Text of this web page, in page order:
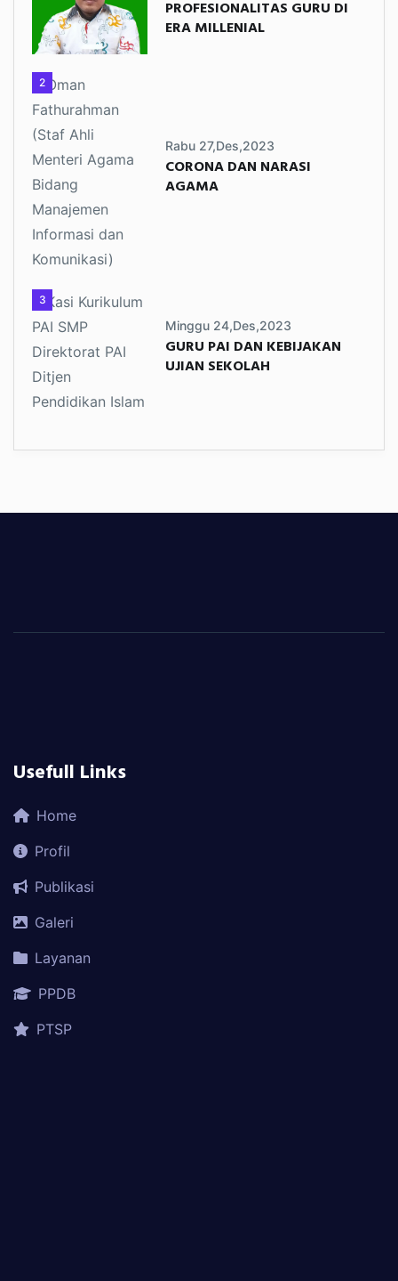
PROFESIONALITAS GURU DI
ERA MILLENIAL
2
Rabu 27,Des,2023
CORONA DAN NARASI
AGAMA
3
Minggu 24,Des,2023
GURU PAI DAN KEBIJAKAN
UJIAN SEKOLAH
Usefull Links
Home
Profil
Publikasi
Galeri
Layanan
PPDB
PTSP